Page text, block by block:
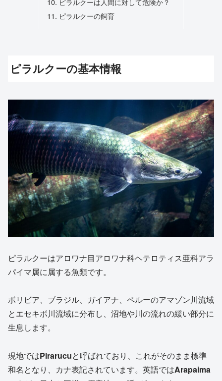
ピラルクーの飼育
ピラルクーの基本情報
ピラルクーはアロワナ目アロワナ科ヘテロティス亜科アラ
パイマ属に属する魚類です。
ボリビア、ブラジル、ガイアナ、ペルーのアマゾン川流域
とエセキボ川流域に分布し、沼地や川の流れの緩い部分に
生息します。
現地ではPirarucuと呼ばれており、これがそのまま標準
和名となり、カナ表記されています。英語ではArapaima